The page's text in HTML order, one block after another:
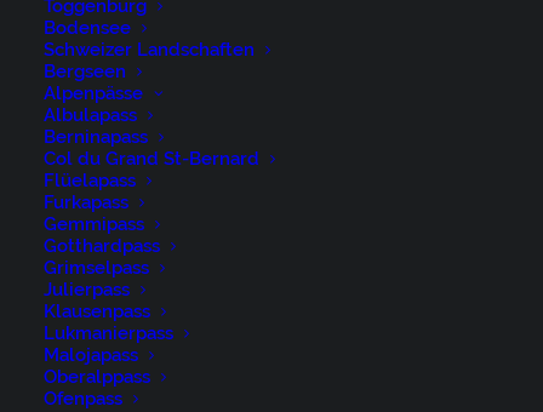
Toggenburg
Bodensee
Schweizer Landschaften
Bergseen
Alpenpässe
Albulapass
Berninapass
Col du Grand St-Bernard
Flüelapass
Furkapass
Gemmipass
Gotthardpass
Grimselpass
Julierpass
Klausenpass
Lukmanierpass
Malojapass
Oberalppass
Ofenpass
Urnäsch
31. AUGUST 2022